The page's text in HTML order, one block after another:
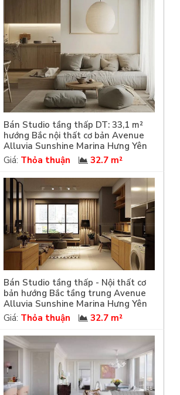
Bán Studio tầng thấp DT: 33,1 m²
hướng Bắc nội thất cơ bản Avenue
Alluvia Sunshine Marina Hưng Yên
Giá: Thỏa thuận 32.7 m²
Bán Studio tầng thấp - Nội thất cơ
bản hướng Bắc tầng trung Avenue
Alluvia Sunshine Marina Hưng Yên
Giá: Thỏa thuận 32.7 m²